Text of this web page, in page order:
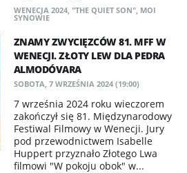
WENECJA 2024, "THE QUIET SON", MOI
SYNOWIE
ZNAMY ZWYCIĘZCÓW 81. MFF W
WENECJI. ZŁOTY LEW DLA PEDRA
ALMODÓVARA
SOBOTA, 7 WRZEŚNIA 2024 (19:00)
7 września 2024 roku wieczorem
zakończył się 81. Międzynarodowy
Festiwal Filmowy w Wenecji. Jury
pod przewodnictwem Isabelle
Huppert przyznało Złotego Lwa
filmowi "W pokoju obok" w...